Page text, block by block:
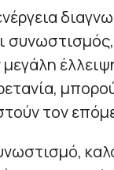
τον